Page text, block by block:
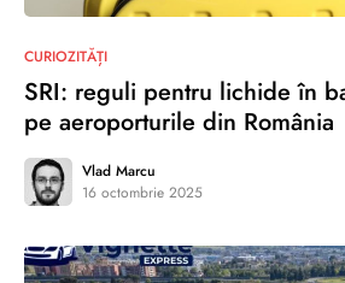
CURIOZITĂȚI
SRI: reguli pentru lichide în
pe aeroporturile din România
Vlad Marcu
16 octombrie 2025